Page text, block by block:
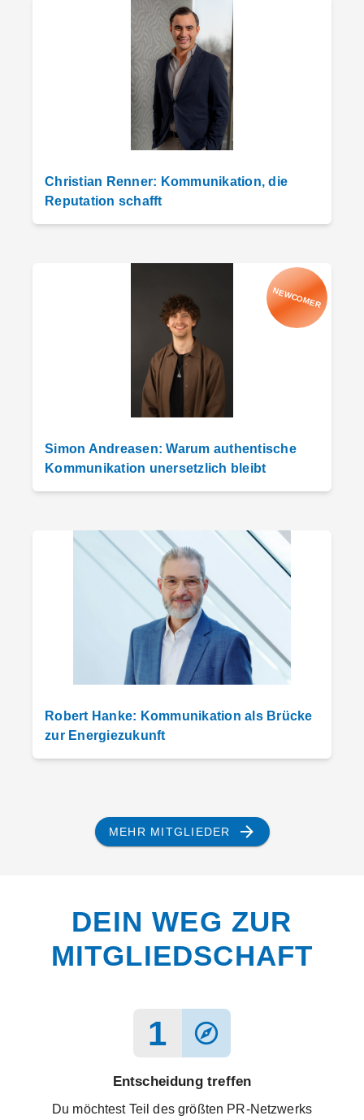
Christian Renner: Kommunikation, die
Reputation schafft
NEWCOMER
Simon Andreasen: Warum authentische
Kommunikation unersetzlich bleibt
Robert Hanke: Kommunikation als Brücke
zur Energiezukunft
MEHR MITGLIEDER
DEIN WEG ZUR
MITGLIEDSCHAFT
1 explore
Entscheidung treffen
Du möchtest Teil des größten PR-Netzwerks